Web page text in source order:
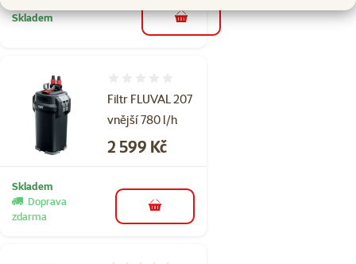
Skladem do košíku
Filtr FLUVAL 207
vnější 780 l/h
Cena
2 599 Kč
Skladem
Doprava
zdarma
do košíku